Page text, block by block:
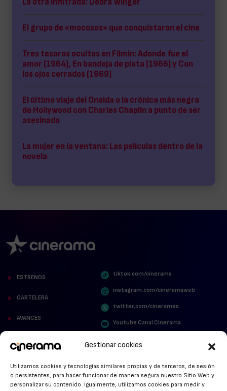
Gestionar cookies
Utilizamos cookies y tecnologías similares propias y de terceros, de sesión
o persistentes, para hacer funcionar de manera segura nuestro Sitio Web y
personalizar su contenido. Igualmente, utilizamos cookies para medir y
La otra Infiltrada: Debra Winger
El grupo de «mocosos» que conquistaron el cine
Tres tesoros ocultos en Filmin: Adonde fue el
amor (1964), En bandeja de plata (1966) y Con
los ojos cerrados (1969)
El último viaje del Oneida o la crónica más negra
de Hollywood con Charles Chaplin a punto de ser
asesinado
La mujer en la ventana: Las películas dentro de la
novela
ESTRENOS
CARTELERA
AVANCES
STREAMING NEWS
tiktok.com/cinerama
instagram.com/cineramaweb
twitter.com/cinerames
Youtube Canal Cinerama